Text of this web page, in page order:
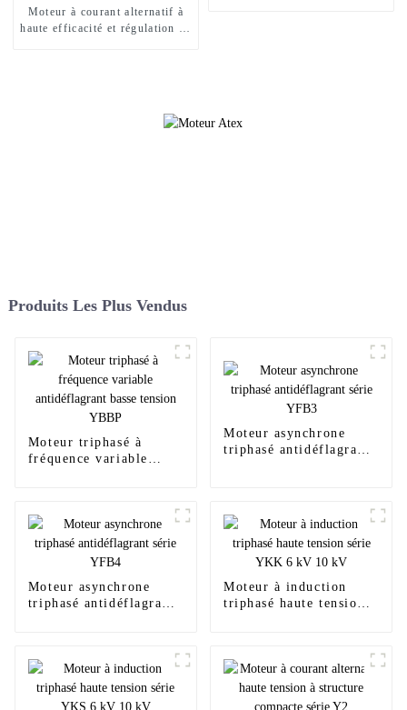
Moteur à courant alternatif à
haute efficacité et régulation de
Produits Les Plus Vendus
Moteur triphasé à
fréquence variable
Moteur asynchrone
triphasé antidéflagrant
Moteur asynchrone
triphasé antidéflagrant
Moteur à induction
triphasé haute tension